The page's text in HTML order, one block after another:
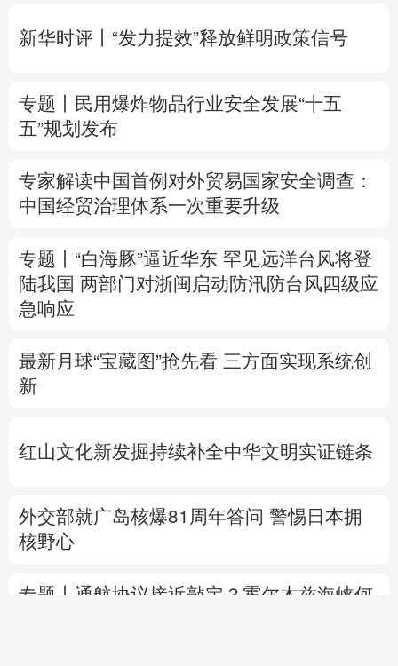
Deutsch Português
新华时评丨“发力提效”释放鲜明政策信号
专题丨
民用爆炸物品行业安全发展“十五
五”规划发布
专家解读中国首例对外贸易国家安全调查：
中国经贸治理体系一次重要升级
专题丨 “白海豚”逼近华东 罕见远洋台风将登
陆我国 两部门对浙闽启动防汛防台风四级应
急响应
最新月球“宝藏图”抢先看 三方面实现系统创
新
红山文化新发掘持续补全中华文明实证链条
外交部就广岛核爆81周年答问 警惕日本拥
核野心
专题丨 通航协议接近敲定？霍尔木兹海峡何